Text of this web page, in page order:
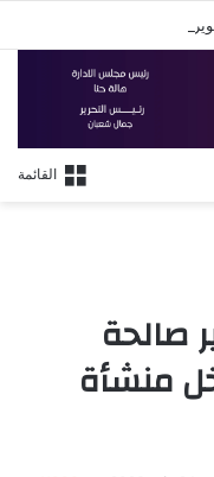
القائمة
صالحة
منشأة